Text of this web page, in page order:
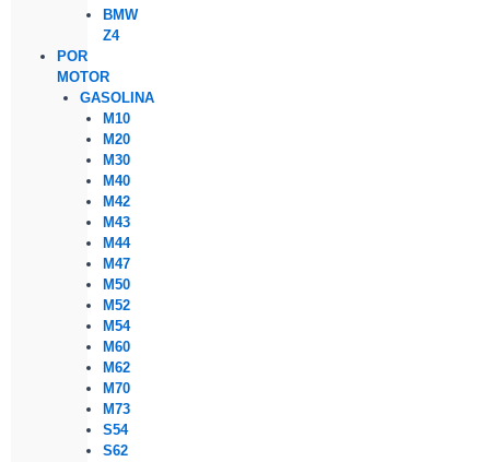
BMW
Z4
POR
MOTOR
GASOLINA
M10
M20
M30
M40
M42
M43
M44
M47
M50
M52
M54
M60
M62
M70
M73
S54
S62